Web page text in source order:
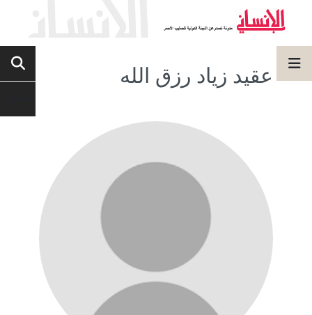
عقيد زياد رزق الله